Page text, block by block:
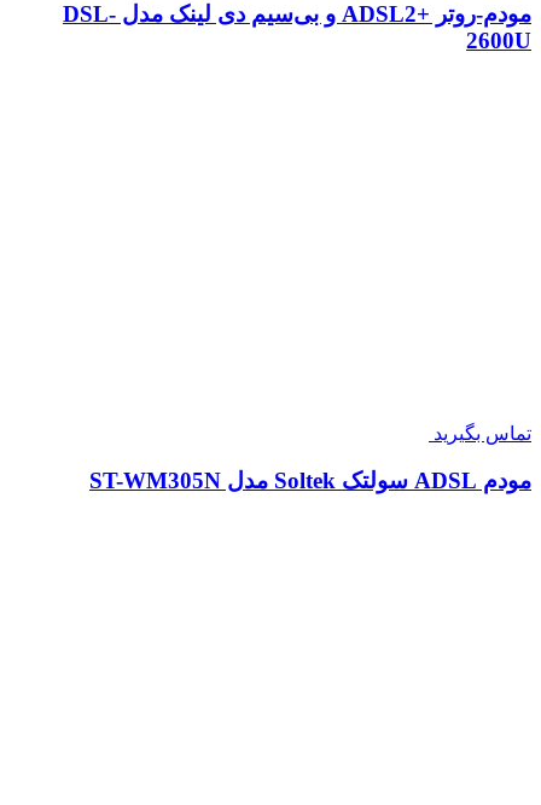
مودم-روتر +ADSL2 و بی‌سیم دی لینک مدل DSL-
2600U
تماس بگیرید
مودم ADSL سولتک Soltek مدل ST-WM305N